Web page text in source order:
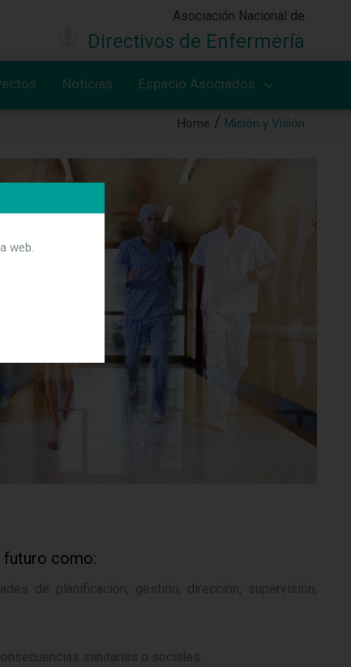
Asociación Nacional de
Directivos de Enfermería
Noticias Espacio Asociados
Home Misión y Visión
futuro como:
de planificación, gestión, dirección, supervisión,
sanitarias o sociales.
web.